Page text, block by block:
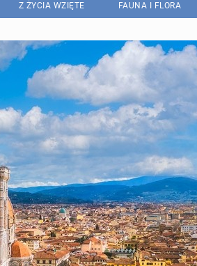
Z ŻYCIA WZIĘTE FAUNA I FLORA